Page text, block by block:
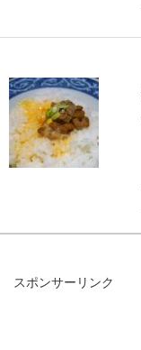
スポンサーリンク